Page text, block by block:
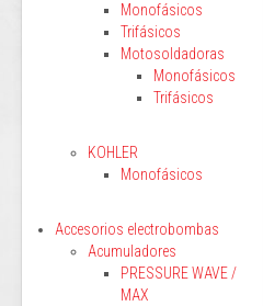
Monofásicos
Trifásicos
Motosoldadoras
Monofásicos
Trifásicos
KOHLER
Monofásicos
Accesorios electrobombas
Acumuladores
PRESSURE WAVE /
MAX